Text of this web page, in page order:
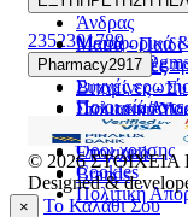
2352301789
Άνδρας
Μαμά - Παιδί
Προσφορές
Βιταμίνες -
Στοματική
Πρόσωπο
Εποχιακά
Brands
Μεταφορικά
Επιστροφές
Συχνές
Πολιτική
Pharmacy2917
Ποιοι είμαστε
Επικοινωνία
Όροι χρήσης
Cookies
Πολιτική
© 2026ΣΤΟΙΧΕΙΑ
Designed &
× Το Καλάθι Σου